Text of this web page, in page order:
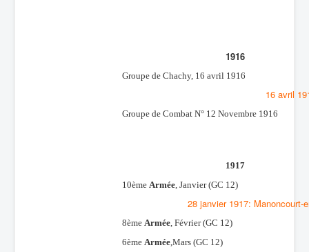
1916
Groupe de Chachy, 16 avril 1916
16 avril
Groupe de Combat N° 12 Novembre 1916
1917
10ème Armée , Janvier (GC 12)
28 janvier 1917: Manoncourt-
8ème Armée , Février(GC 12)
6ème Armée ,Mars (GC 12)